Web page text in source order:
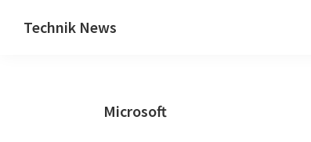
Inhalt
Seitenspalte
Technik News
Microsoft